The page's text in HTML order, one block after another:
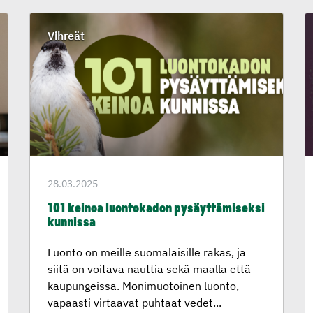
28.03.2025
101 keinoa luontokadon pysäyttä­mi­seksi
kunnissa
Luonto on meille suomalaisille rakas, ja
siitä on voitava nauttia sekä maalla että
kaupungeissa. Monimuotoinen luonto,
vapaasti virtaavat puhtaat vedet...
Vihreät